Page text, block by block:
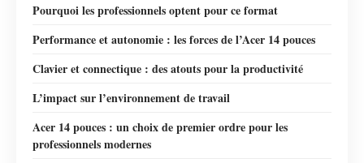
Pourquoi les professionnels optent pour ce format
Performance et autonomie : les forces de l’Acer 14 pouces
Clavier et connectique : des atouts pour la productivité
L’impact sur l’environnement de travail
Acer 14 pouces : un choix de premier ordre pour les
professionnels modernes